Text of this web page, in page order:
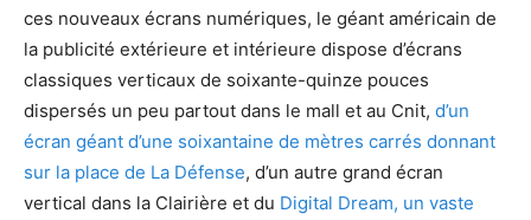
ces nouveaux écrans numériques, le géant américain de
la publicité extérieure et intérieure dispose d’écrans
classiques verticaux de soixante-quinze pouces
dispersés un peu partout dans le mall et au Cnit, d’un
écran géant d’une soixantaine de mètres carrés donnant
sur la place de La Défense, d’un autre grand écran
vertical dans la Clairière et du Digital Dream, un vaste